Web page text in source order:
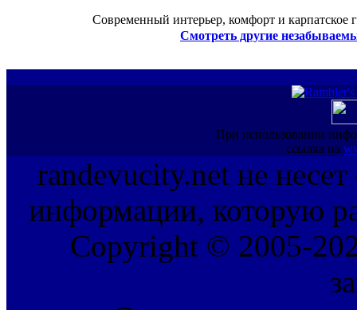
Современный интерьер, комфорт и карпатское
Смотреть другие
При использовании
ссылка на
randevucity.net не несет
информации, которую
Copyright © 2005-